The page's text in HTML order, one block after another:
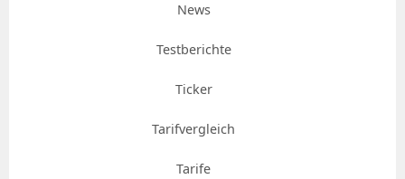
News
Testberichte
Ticker
Tarifvergleich
Tarife